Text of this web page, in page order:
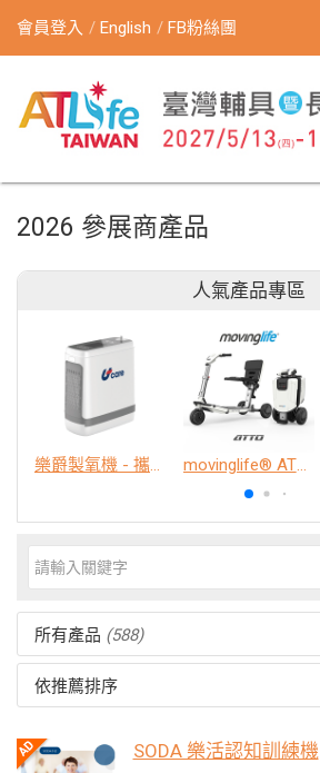
會員登入 English FB粉絲團
2026 參展商產品
人氣產品專區
樂爵製氧機 - 攜帶型 movinglife® ATTO新世代電動代步車 經典款
所有產品 (588)
依推薦排序
SODA 樂活認知訓練機